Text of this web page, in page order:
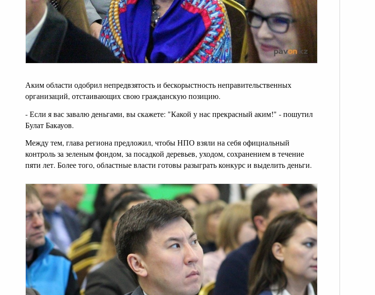
Аким области одобрил непредвзятость и бескорыстность неправительственных
организаций, отстаивающих свою гражданскую позицию.
- Если я вас завалю деньгами, вы скажете: "Какой у нас прекрасный аким!" - пошутил
Булат Бакауов.
Между тем, глава региона предложил, чтобы НПО взяли на себя официальный
контроль за зеленым фондом, за посадкой деревьев, уходом, сохранением в течение
пяти лет. Более того, областные власти готовы разыграть конкурс и выделить деньги.